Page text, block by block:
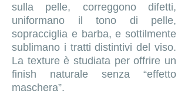
sulla pelle, correggono difetti,
uniformano il tono di pelle,
sopracciglia e barba, e sottilmente
sublimano i tratti distintivi del viso.
La texture è studiata per offrire un
finish naturale senza “effetto
maschera”.